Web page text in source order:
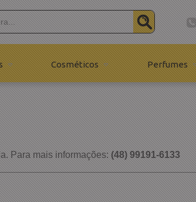
Cosméticos Perfumes
Para mais informações:(48) 99191-6133